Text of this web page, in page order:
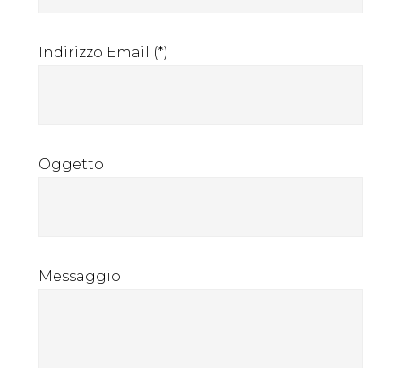
Indirizzo Email (*)
Oggetto
Messaggio